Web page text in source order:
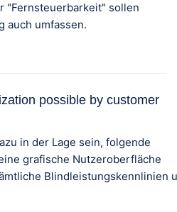
"Fernsteuerbarkeit" sollen
auch umfassen.
possible by customer
in der Lage sein, folgende
grafische Nutzeroberfläche